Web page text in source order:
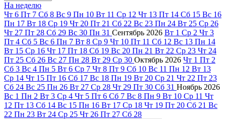
На неделю
Чт 6 Пт 7 Сб 8 Вс 9 Пн 10 Вт 11 Ср 12 Чт 13 Пт 14 Сб 15 Вс 16
Пн 17 Вт 18 Ср 19 Чт 20 Пт 21 Сб 22 Вс 23 Пн 24 Вт 25 Ср 26
Чт 27 Пт 28 Сб 29 Вс 30 Пн 31 Сентябрь 2026 Вт 1 Ср 2 Чт 3
Пт 4 Сб 5 Вс 6 Пн 7 Вт 8 Ср 9 Чт 10 Пт 11 Сб 12 Вс 13 Пн 14
Вт 15 Ср 16 Чт 17 Пт 18 Сб 19 Вс 20 Пн 21 Вт 22 Ср 23 Чт 24
Пт 25 Сб 26 Вс 27 Пн 28 Вт 29 Ср 30 Октябрь 2026 Чт 1 Пт 2
Сб 3 Вс 4 Пн 5 Вт 6 Ср 7 Чт 8 Пт 9 Сб 10 Вс 11 Пн 12 Вт 13
Ср 14 Чт 15 Пт 16 Сб 17 Вс 18 Пн 19 Вт 20 Ср 21 Чт 22 Пт 23
Сб 24 Вс 25 Пн 26 Вт 27 Ср 28 Чт 29 Пт 30 Сб 31 Ноябрь 2026
Вс 1 Пн 2 Вт 3 Ср 4 Чт 5 Пт 6 Сб 7 Вс 8 Пн 9 Вт 10 Ср 11 Чт
12 Пт 13 Сб 14 Вс 15 Пн 16 Вт 17 Ср 18 Чт 19 Пт 20 Сб 21 Вс
22 Пн 23 Вт 24 Ср 25 Чт 26 Пт 27 Сб 28